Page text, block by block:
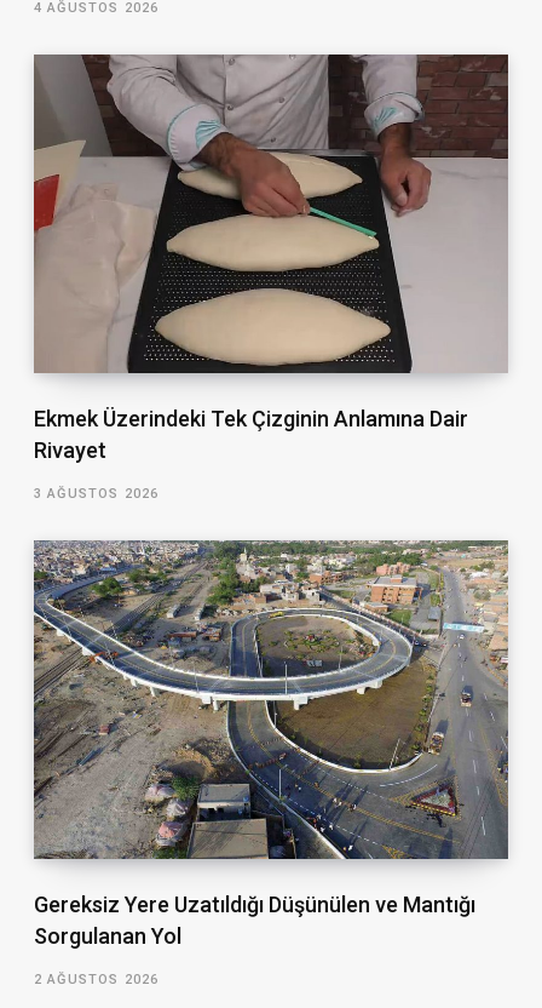
4 AĞUSTOS 2026
Ekmek Üzerindeki Tek Çizginin Anlamına Dair
Rivayet
3 AĞUSTOS 2026
Gereksiz Yere Uzatıldığı Düşünülen ve Mantığı
Sorgulanan Yol
2 AĞUSTOS 2026